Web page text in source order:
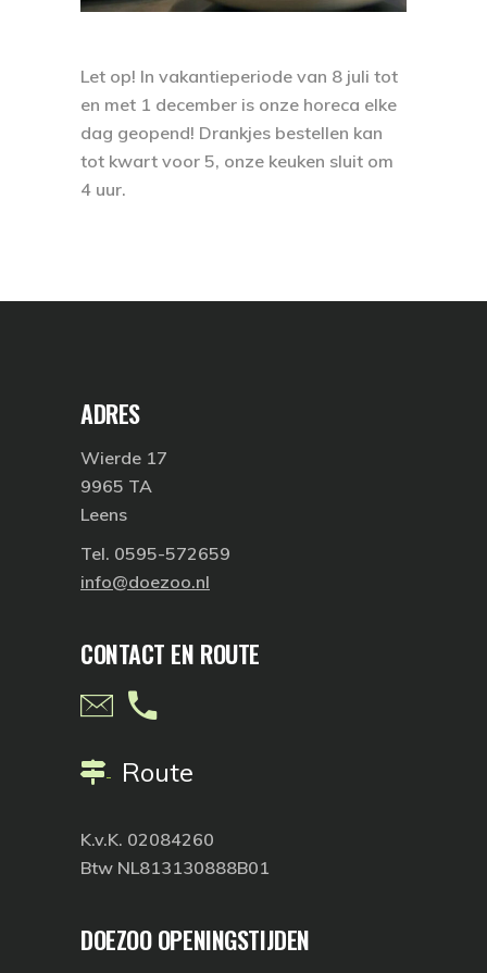
Let op! In vakantieperiode van 8 juli tot
en met 1 december is onze horeca elke
dag geopend! Drankjes bestellen kan
tot kwart voor 5, onze keuken sluit om
4 uur.
ADRES
Wierde 17
9965 TA
Leens
Tel. 0595-572659
info@doezoo.nl
CONTACT EN ROUTE
Route
K.v.K. 02084260
Btw NL813130888B01
DOEZOO OPENINGSTIJDEN